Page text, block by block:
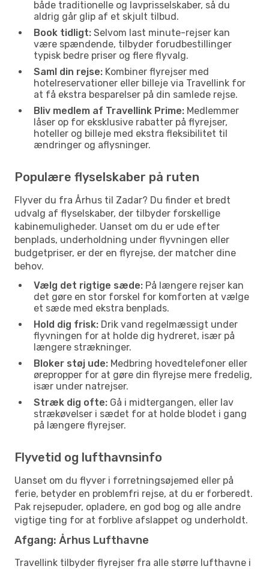
både traditionelle og lavprisselskaber, så du
aldrig går glip af et skjult tilbud.
Book tidligt: Selvom last minute-rejser kan
være spændende, tilbyder forudbestillinger
typisk bedre priser og flere flyvalg.
Saml din rejse: Kombiner flyrejser med
hotelreservationer eller billeje via Travellink for
at få ekstra besparelser på din samlede rejse.
Bliv medlem af Travellink Prime: Medlemmer
låser op for eksklusive rabatter på flyrejser,
hoteller og billeje med ekstra fleksibilitet til
ændringer og aflysninger.
Populære flyselskaber på ruten
Flyver du fra Århus til Zadar? Du finder et bredt
udvalg af flyselskaber, der tilbyder forskellige
kabinemuligheder. Uanset om du er ude efter
benplads, underholdning under flyvningen eller
budgetpriser, er der en flyrejse, der matcher dine
behov.
Vælg det rigtige sæde: På længere rejser kan
det gøre en stor forskel for komforten at vælge
et sæde med ekstra benplads.
Hold dig frisk: Drik vand regelmæssigt under
flyvningen for at holde dig hydreret, især på
længere strækninger.
Bloker støj ude: Medbring hovedtelefoner eller
ørepropper for at gøre din flyrejse mere fredelig,
især under natrejser.
Stræk dig ofte: Gå i midtergangen, eller lav
strækøvelser i sædet for at holde blodet i gang
på længere flyrejser.
Flyvetid og lufthavnsinfo
Uanset om du flyver i forretningsøjemed eller på
ferie, betyder en problemfri rejse, at du er forberedt.
Pak rejsepuder, opladere, en god bog og alle andre
vigtige ting for at forblive afslappet og underholdt.
Afgang: Århus Lufthavne
Travellink tilbyder flyrejser fra alle større lufthavne i